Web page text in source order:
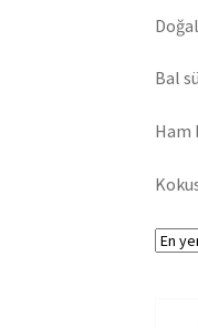
Bal
Ham